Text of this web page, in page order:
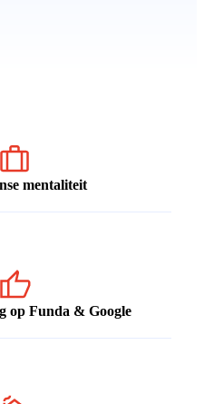
mentaliteit
op Funda & Google